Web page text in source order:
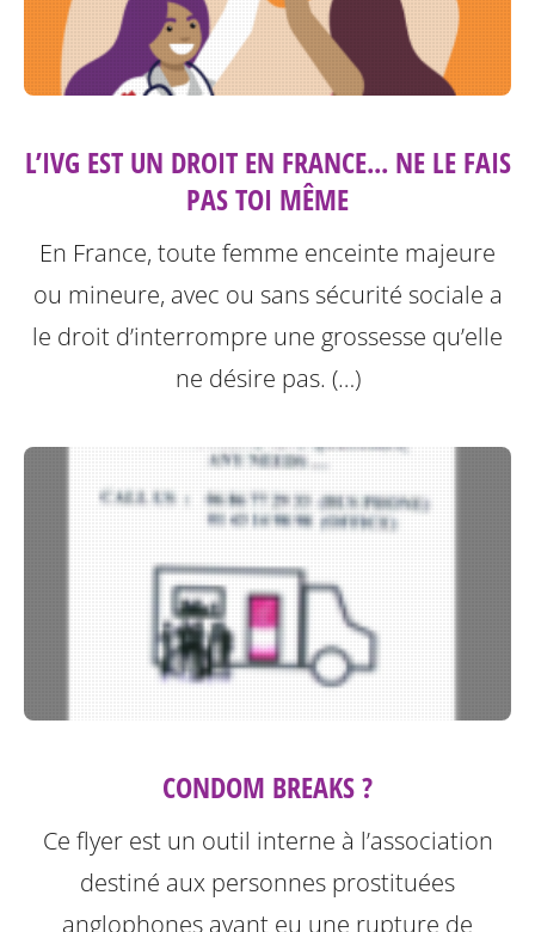
L’IVG EST UN DROIT EN FRANCE... NE LE FAIS
PAS TOI MÊME
En France, toute femme enceinte majeure
ou mineure, avec ou sans sécurité sociale a
le droit d’interrompre une grossesse qu’elle
ne désire pas. (…)
CONDOM BREAKS ?
Ce flyer est un outil interne à l’association
destiné aux personnes prostituées
anglophones ayant eu une rupture de